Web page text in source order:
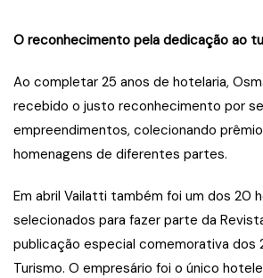
O reconhecimento pela dedicação ao
Ao completar 25 anos de hotelaria,
recebido o justo reconhecimento por
empreendimentos, colecionando
homenagens de diferentes partes.
Em abril Vailatti também foi um dos 20
selecionados para fazer parte da
publicação especial comemorativa dos
Turismo. O empresário foi o único